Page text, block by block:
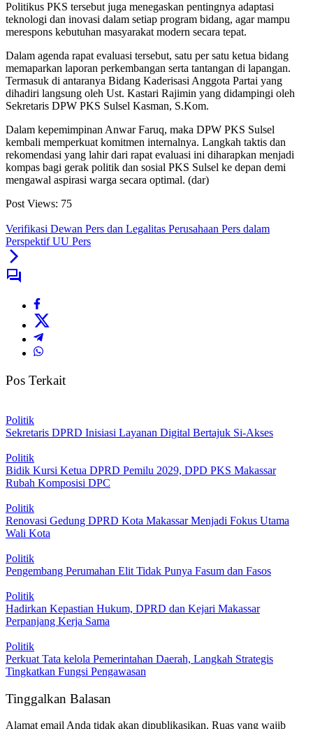
Politikus PKS tersebut juga menegaskan pentingnya adaptasi
teknologi dan inovasi dalam setiap program bidang, agar mampu
merespons kebutuhan masyarakat modern secara tepat.
Dalam agenda rapat evaluasi tersebut, satu per satu ketua bidang
memaparkan laporan perkembangan serta tantangan di lapangan.
Termasuk di antaranya Bidang Kaderisasi Anggota Partai yang
dihadiri langsung oleh Ust. Kastari Rajimin yang didampingi oleh
Sekretaris DPW PKS Sulsel Kasman, S.Kom.
Dalam kepemimpinan Anwar Faruq, maka DPW PKS Sulsel
kembali memperkuat komitmen internalnya. Langkah taktis dan
rekomendasi yang lahir dari rapat evaluasi ini diharapkan menjadi
kompas bagi gerak politik dan sosial PKS Sulsel ke depan demi
mengawal aspirasi warga secara optimal. (dar)
Post Views: 75
Verifikasi Dewan Pers dan Legalitas Perusahaan Pers dalam
Perspektif UU Pers
Pos Terkait
Politik
Sekretaris DPRD Inisiasi Layanan Digital Bertajuk Si-Akses
Politik
Bidik Kursi Ketua DPRD Pemilu 2029, DPD PKS Makassar
Rubah Komposisi DPC
Politik
Renovasi Gedung DPRD Kota Makassar Menjadi Fokus Utama
Wali Kota
Politik
Pengembang Perumahan Elit Tidak Punya Fasum dan Fasos
Politik
Hadirkan Kepastian Hukum, DPRD dan Kejari Makassar
Perpanjang Kerja Sama
Politik
Perkuat Tata kelola Pemerintahan Daerah, Langkah Strategis
Tingkatkan Fungsi Pengawasan
Tinggalkan Balasan
Alamat email Anda tidak akan dipublikasikan. Ruas yang wajib